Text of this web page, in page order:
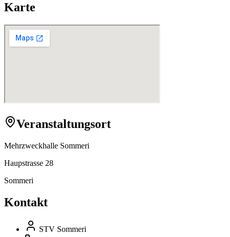
Karte
Veranstaltungsort
Mehrzweckhalle Sommeri
Haupstrasse 28
Sommeri
Kontakt
STV Sommeri